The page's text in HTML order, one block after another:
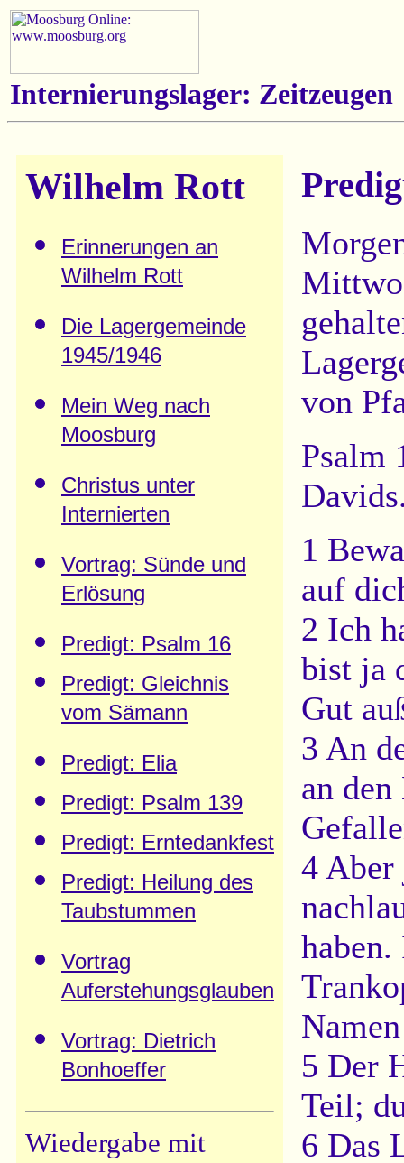
Internierungslager: Zeitzeugen
Wilhelm Rott
Erinnerungen an
Wilhelm Rott
Die Lagergemeinde
1945/1946
Mein Weg nach
Moosburg
Christus unter
Internierten
Vortrag: Sünde und
Erlösung
Predigt: Psalm 16
Predigt: Gleichnis
vom Sämann
Predigt: Elia
Predigt: Psalm 139
Predigt: Erntedankfest
Predigt: Heilung des
Taubstummen
Vortrag
Auferstehungsglauben
Vortrag: Dietrich
Bonhoeffer
Wiedergabe mit
von
Psalm
1
auf
2 Ich
bist ja
Gut
3 An
an
4 Aber
5 Der
Teil;
6 Das